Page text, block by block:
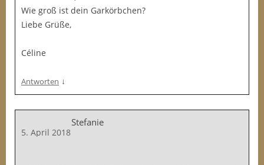
Wie groß ist dein Garkörbchen?
Liebe Grüße,
Céline
Antworten ↓
Stefanie
5. April 2018